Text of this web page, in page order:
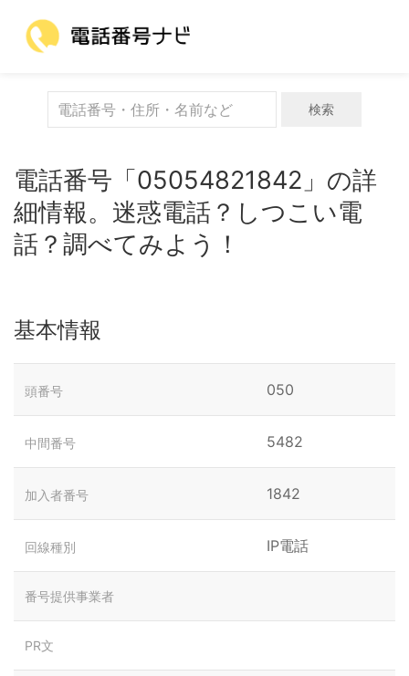
検索
電話番号「05054821842」の詳
細情報。迷惑電話？しつこい電
話？調べてみよう！
基本情報
頭番号 050
中間番号 5482
加入者番号 1842
回線種別 IP電話
番号提供事業者
PR文